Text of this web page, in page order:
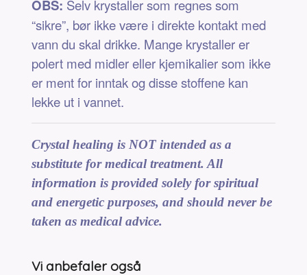
OBS: Selv krystaller som regnes som
“sikre”, bør ikke være i direkte kontakt med
vann du skal drikke. Mange krystaller er
polert med midler eller kjemikalier som ikke
er ment for inntak og disse stoffene kan
lekke ut i vannet.
Crystal healing is NOT intended as a
substitute for medical treatment. All
information is provided solely for spiritual
and energetic purposes, and should never be
taken as medical advice.
Vi anbefaler også